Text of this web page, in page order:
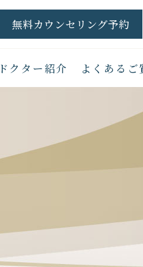
無料カウンセリング予約
ドクター紹介 よくあるご